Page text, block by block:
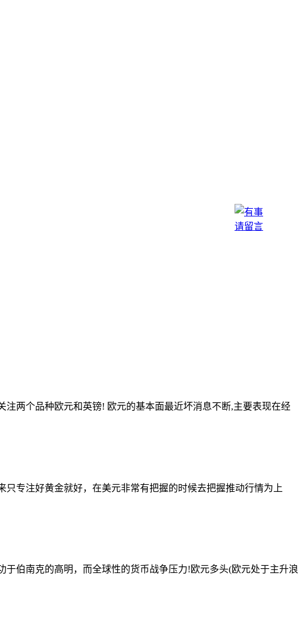
两个品种欧元和英镑! 欧元的基本面最近坏消息不断,主要表现在经
专注好黄金就好，在美元非常有把握的时候去把握推动行情为上
伯南克的高明，而全球性的货币战争压力!欧元多头(欧元处于主升浪